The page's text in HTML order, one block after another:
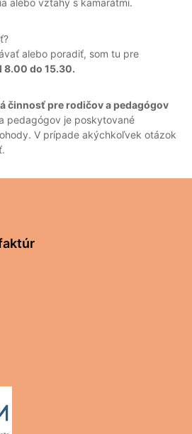
alebo vzťahy s kamarátmi.
alebo poradiť, som tu pre
8.00 do 15.30.
činnosť pre rodičov a pedagógov
pedagógov je poskytované
V prípade akýchkoľvek otázok